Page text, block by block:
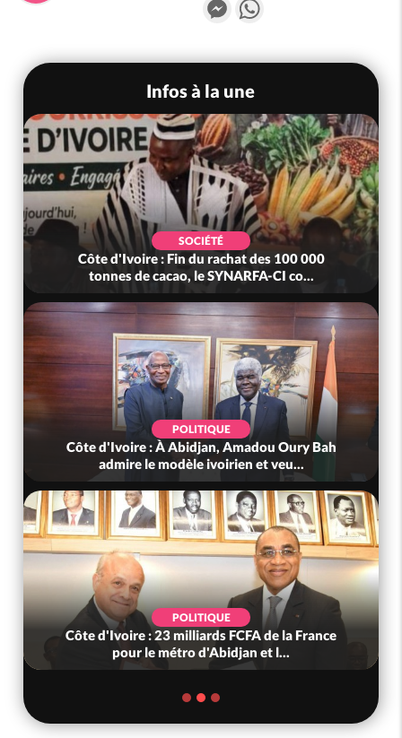
Infos à la une
SOCIÉTÉ
Côte d'Ivoire : Fin du rachat des 100 000
tonnes de cacao, le SYNARFA-CI co...
POLITIQUE
Côte d'Ivoire : À Abidjan, Amadou Oury Bah
admire le modèle ivoirien et veu...
POLITIQUE
Côte d'Ivoire : 23 milliards FCFA de la France
pour le métro d'Abidjan et l...